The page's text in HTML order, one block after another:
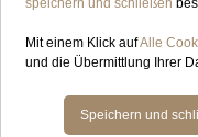
Urheberrecht